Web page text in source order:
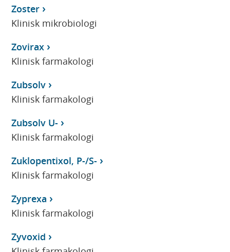
Zoster
Klinisk mikrobiologi
Zovirax
Klinisk farmakologi
Zubsolv
Klinisk farmakologi
Zubsolv U-
Klinisk farmakologi
Zuklopentixol, P-/S-
Klinisk farmakologi
Zyprexa
Klinisk farmakologi
Zyvoxid